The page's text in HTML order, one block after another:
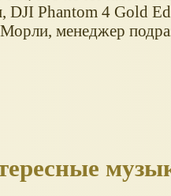
DJI Phantom 4 Gold
менеджер